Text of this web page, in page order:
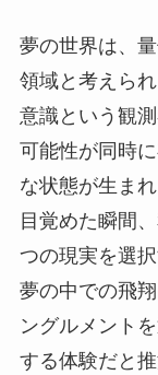
夢の世界は、
領域と考えられ
意識という観
可能性が同時
な状態が生まれ
目覚めた瞬間
つの現実を選択
夢の中での飛
ングルメント
する体験だと推